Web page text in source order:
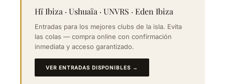
Hï Ibiza · Ushuaïa · UNVRS · Eden Ibiza
Entradas para los mejores clubs de la isla. Evita
las colas — compra online con confirmación
inmediata y acceso garantizado.
VER ENTRADAS DISPONIBLES →